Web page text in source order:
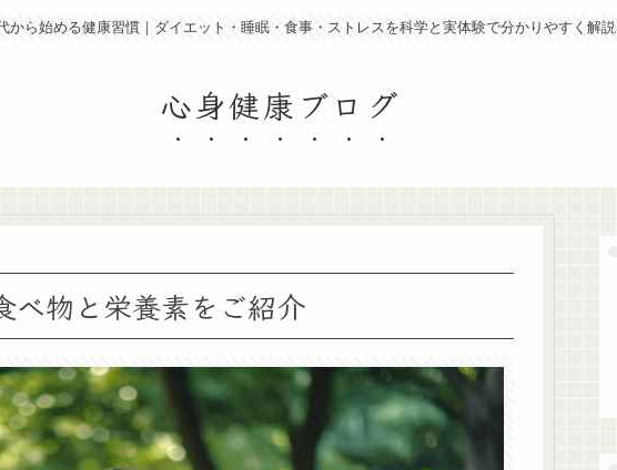
から始める健康習慣｜ダイエット・睡眠・食事・ストレスを科学と実体験で分かりやすく解説
心身健康ブログ
べ物と栄養素をご紹介